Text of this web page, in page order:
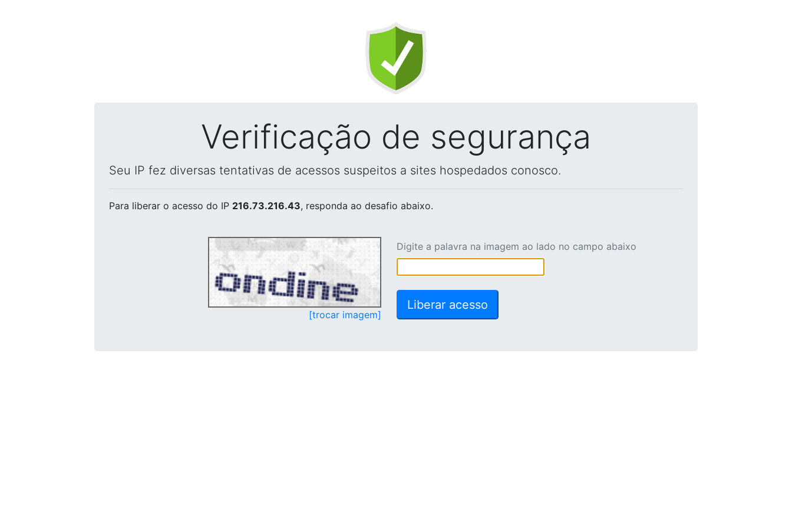
Verificação de segurança
Seu IP fez diversas tentativas de acessos suspeitos a sites hospedados conosco.
Para liberar o acesso do IP 216.73.216.43, responda ao desafio abaixo.
[trocar imagem]
Digite a palavra na imagem ao lado no campo abaixo